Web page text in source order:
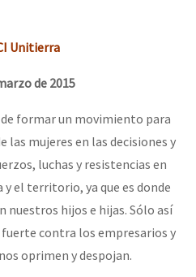
Unitierra
de 2015
formar un movimiento para
mujeres en las decisiones y
luchas y resistencias en
el territorio, ya que es donde
nuestros hijos e hijas. Sólo así
contra los empresarios y
oprimen y despojan.